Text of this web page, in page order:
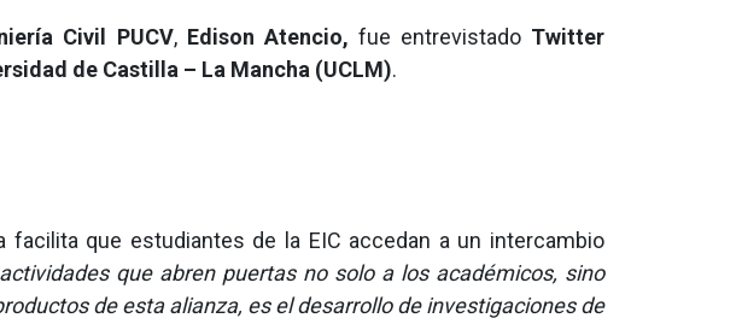
Civil PUCV,Edison Atencio, fue entrevistado Twitter
de Castilla – La Mancha (UCLM).
que estudiantes de la EIC accedan a un intercambio
que abren puertas no solo a los académicos, sino
de esta alianza, es el desarrollo de investigaciones de